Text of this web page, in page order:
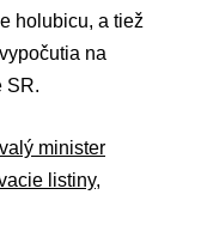
holubicu, a tiež
na
SR.
minister
listiny,